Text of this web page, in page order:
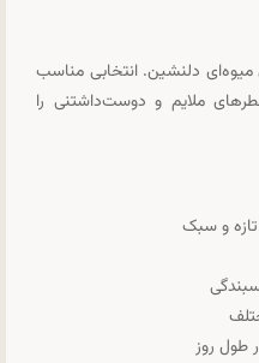
میوه‌ای دلنشین. انتخابی مناسب
ملایم و دوست‌داشتنی را
و سبک
طول روز